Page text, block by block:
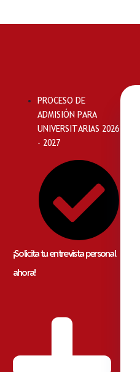
PROCESO DE
ADMISIÓN PARA
UNIVERSITARIAS 2026
- 2027
¡Solicita tu entrevista personal
ahora!